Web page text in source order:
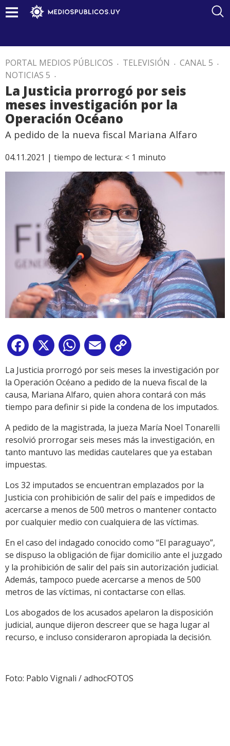
PORTAL MEDIOS PÚBLICOS . TELEVISIÓN . CANAL 5 .
NOTICIAS 5 .
La Justicia prorrogó por seis
meses investigación por la
Operación Océano
A pedido de la nueva fiscal Mariana Alfaro
04.11.2021 | tiempo de lectura: < 1 minuto
Facebook
X WhatsApp
Email
Link
La Justicia prorrogó por seis meses la investigación por
la Operación Océano a pedido de la nueva fiscal de la
causa, Mariana Alfaro, quien ahora contará con más
tiempo para definir si pide la condena de los imputados.
A pedido de la magistrada, la jueza María Noel Tonarelli
resolvió prorrogar seis meses más la investigación, en
tanto mantuvo las medidas cautelares que ya estaban
impuestas.
Los 32 imputados se encuentran emplazados por la
Justicia con prohibición de salir del país e impedidos de
acercarse a menos de 500 metros o mantener contacto
por cualquier medio con cualquiera de las víctimas.
En el caso del indagado conocido como “El paraguayo”,
se dispuso la obligación de fijar domicilio ante el juzgado
y la prohibición de salir del país sin autorización judicial.
Además, tampoco puede acercarse a menos de 500
metros de las víctimas, ni contactarse con ellas.
Los abogados de los acusados apelaron la disposición
judicial, aunque dijeron descreer que se haga lugar al
recurso, e incluso consideraron apropiada la decisión.
Foto: Pablo Vignali / adhocFOTOS